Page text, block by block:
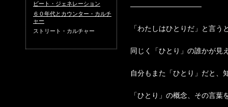
ビート・ジェネレーション
６０年代とカウンター・カルチ
ャー
ストリート・カルチャー
——————————
「わたしはひとりだ」と言う
同じく「ひとり」の誰かが見
自分もまた「ひとり」だと、
「ひとり」の概念、その言葉